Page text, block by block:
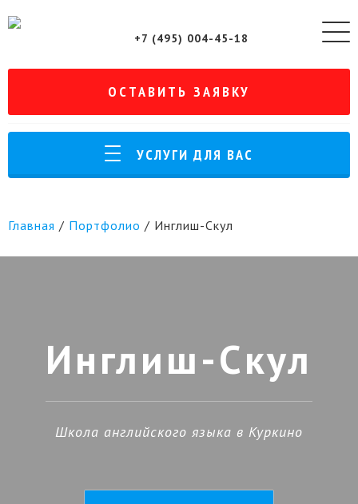
+7 (495) 004-45-18
ОСТАВИТЬ ЗАЯВКУ
УСЛУГИ ДЛЯ ВАС
Главная / Портфолио / Инглиш-Скул
Инглиш-Скул
Школа английского языка в Куркино